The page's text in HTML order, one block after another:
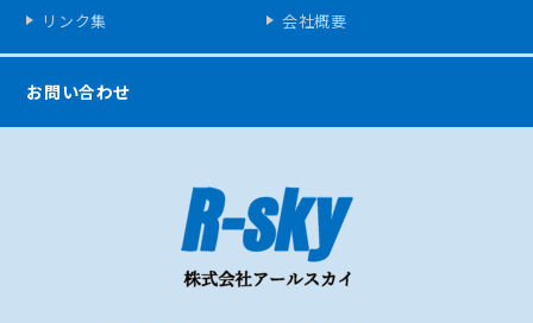
リンク集
会社概要
お問い合わせ